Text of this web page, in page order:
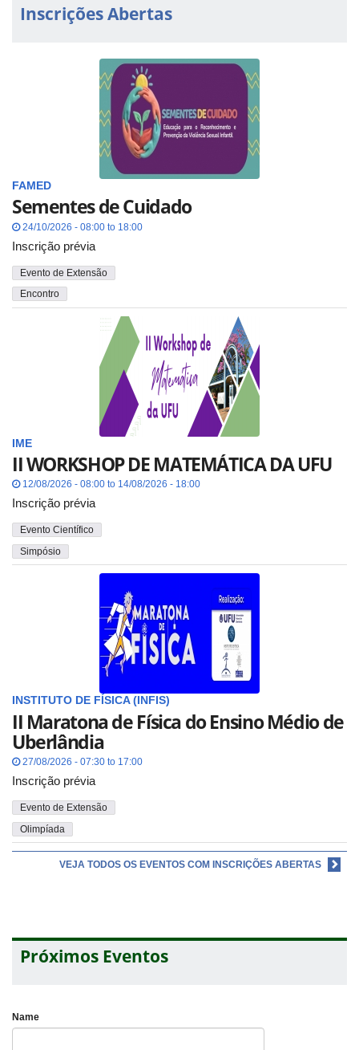
Inscrições Abertas
FAMED
Sementes de Cuidado
24/10/2026 - 08:00 to 18:00
Inscrição prévia
Evento de Extensão
Encontro
IME
II WORKSHOP DE MATEMÁTICA DA UFU
12/08/2026 - 08:00 to 14/08/2026 - 18:00
Inscrição prévia
Evento Científico
Simpósio
INSTITUTO DE FÍSICA (INFIS)
II Maratona de Física do Ensino Médio de
Uberlândia
27/08/2026 - 07:30 to 17:00
Inscrição prévia
Evento de Extensão
Olimpíada
VEJA TODOS OS EVENTOS COM INSCRIÇÕES ABERTAS
Próximos Eventos
Name